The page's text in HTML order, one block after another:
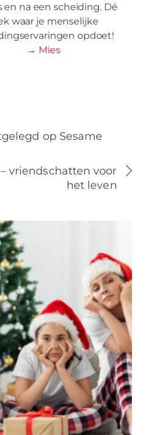
en na een scheiding. Dé
waar je menselijke
opdoet!
→ Mies
op Sesame
vriendschatten voor
het leven